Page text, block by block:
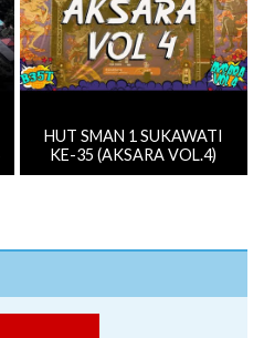
HUT SMAN 1 SUKAWATI
KE-35 (AKSARA VOL.4)